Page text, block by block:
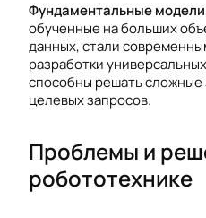
Фундаментальные модели
обученные на больших
данных, стали
разработки
способны решать
целевых запросов.
Проблемы и
робототехнике